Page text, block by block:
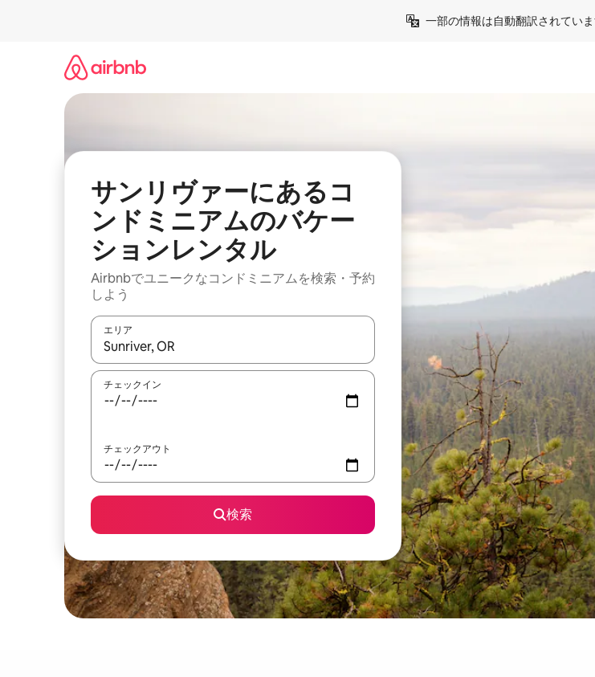
一部の情報は自動翻訳されていま
サンリヴァーにあるコ
ンドミニアムのバケー
ションレンタル
Airbnbでユニークなコンドミニアムを検索・予約
しよう
エリア
検索結果が表示されたら、上下の矢印キーを使って移動するか、画面をタッチまたはスワイプし
チェックイン
チェックアウト
検索